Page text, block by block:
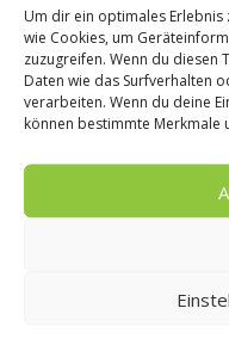
Um dir ein optimales
wie Cookies, um
zuzugreifen. Wenn du diesen
Daten wie das Surfverhalten
verarbeiten. Wenn du deine
können bestimmte Merkmale
Ähnliche Beiträge